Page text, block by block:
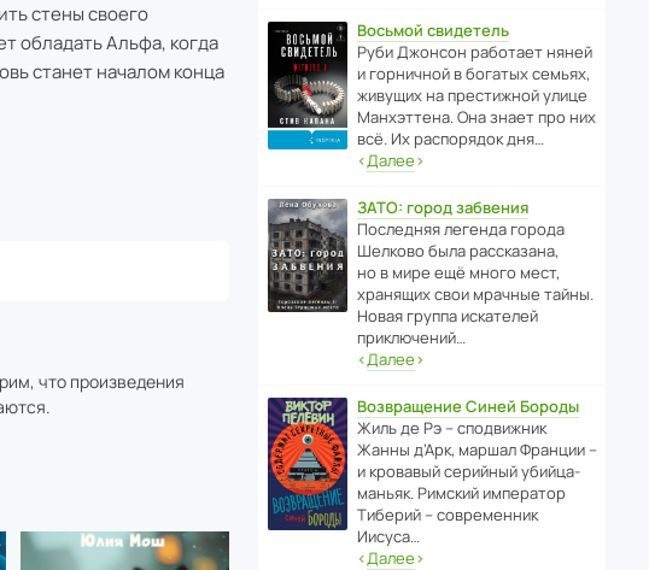
стены своего
обладать Альфа, когда
станет началом конца
что произведения
Восьмой свидетель
Руби Джонсон рабо­тает няней
и горни­чной в богатых семьях,
живущих на прес­ти­жной улице
Манх­эт­тена. Она знает про них
всё. Их распо­рядок дня…
‹Далее›
ЗАТО: город забвения
После­дняя легенда города
Шелково была расска­зана,
но в мире ещё много мест,
хранящих свои мрачные тайны.
Новая группа иска­телей
приключений…
‹Далее›
Возвращение Синей Бороды
Жиль де Рэ – спод­ви­жник
Жанны д’Арк, маршал Франции –
и кровавый серийный убийца-
маньяк. Римский импе­ратор
Тиберий – совре­менник
Иисуса…
‹Далее›